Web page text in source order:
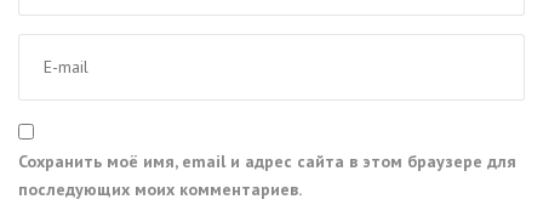
Сохранить моё имя, email и адрес сайта в этом браузере для
последующих моих комментариев.